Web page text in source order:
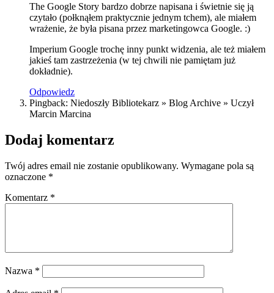
The Google Story bardzo dobrze napisana i świetnie się ją
czytało (połknąłem praktycznie jednym tchem), ale miałem
wrażenie, że była pisana przez marketingowca Google. :)
Imperium Google trochę inny punkt widzenia, ale też miałem
jakieś tam zastrzeżenia (w tej chwili nie pamiętam już
dokładnie).
Odpowiedz
Pingback: Niedoszły Bibliotekarz » Blog Archive » Uczył
Marcin Marcina
Dodaj komentarz
Twój adres email nie zostanie opublikowany. Wymagane pola są
oznaczone *
Komentarz *
Nazwa *